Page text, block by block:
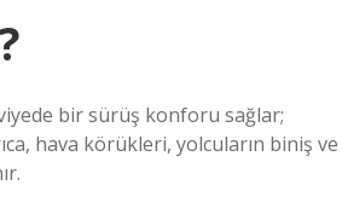
bir sürüş konforu sağlar;
hava körükleri, yolcuların biniş ve